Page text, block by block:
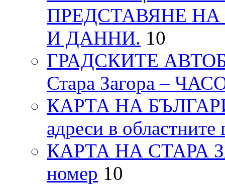
ПРЕДСТАВЯНЕ
И ДАННИ. 10
ГРАДСКИТЕ
Стара Загора –
КАРТА НА
адреси в областните
КАРТА НА СТАРА
номер 10